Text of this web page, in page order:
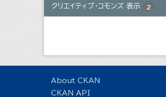
クリエイティブ・コモンズ 表示 2
About CKAN
CKAN API